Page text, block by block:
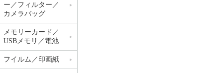
ー／フィルター／
カメラバッグ
メモリーカード／
USBメモリ／電池
フイルム／印画紙